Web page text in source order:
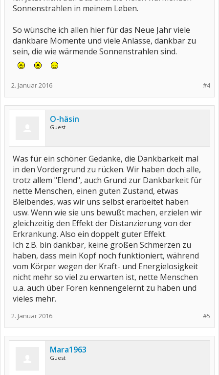
Sonnenstrahlen in meinem Leben.
So wünsche ich allen hier für das Neue Jahr viele
dankbare Momente und viele Anlässe, dankbar zu
sein, die wie wärmende Sonnenstrahlen sind.
#4
2. Januar 2016
O-häsin
Guest
Was für ein schöner Gedanke, die Dankbarkeit mal
in den Vordergrund zu rücken. Wir haben doch alle,
trotz allem "Elend", auch Grund zur Dankbarkeit für
nette Menschen, einen guten Zustand, etwas
Bleibendes, was wir uns selbst erarbeitet haben
usw. Wenn wie sie uns bewußt machen, erzielen wir
gleichzeitig den Effekt der Distanzierung von der
Erkrankung. Also ein doppelt guter Effekt.
Ich z.B. bin dankbar, keine großen Schmerzen zu
haben, dass mein Kopf noch funktioniert, während
vom Körper wegen der Kraft- und Energielosigkeit
nicht mehr so viel zu erwarten ist, nette Menschen
u.a. auch über Foren kennengelernt zu haben und
vieles mehr.
#5
2. Januar 2016
Mara1963
Guest